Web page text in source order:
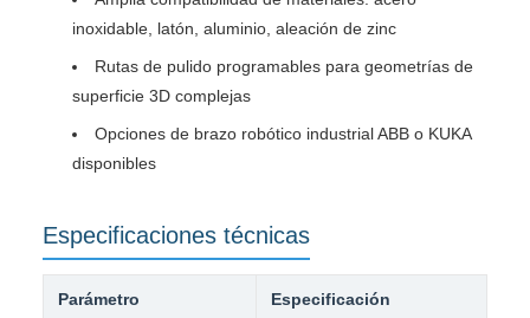
inoxidable, latón, aluminio, aleación de zinc
Rutas de pulido programables para geometrías de
superficie 3D complejas
Opciones de brazo robótico industrial ABB o KUKA
disponibles
Especificaciones técnicas
Parámetro Especificación